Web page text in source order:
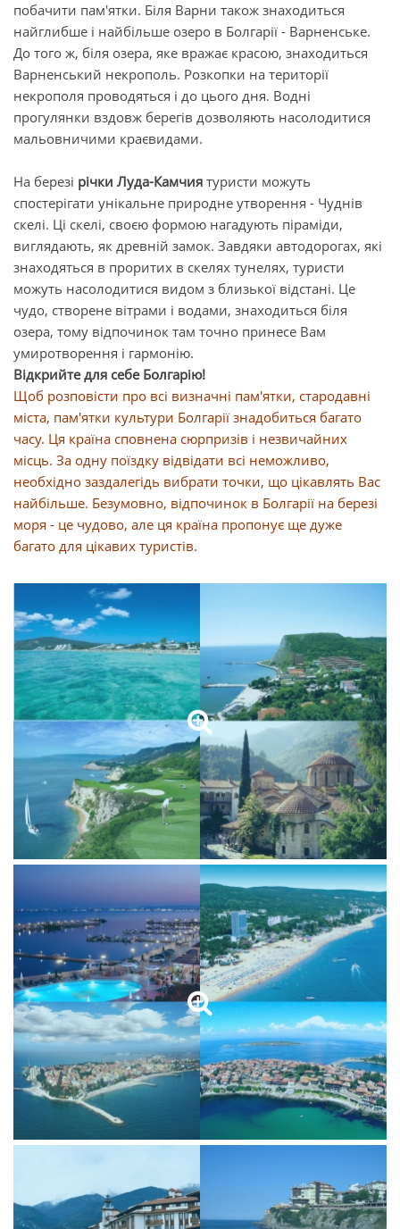
побачити пам'ятки. Біля Варни також знаходиться
найглибше і найбільше озеро в Болгарії - Варненське.
До того ж, біля озера, яке вражає красою, знаходиться
Варненський некрополь. Розкопки на території
некрополя проводяться і до цього дня. Водні
прогулянки вздовж берегів дозволяють насолодитися
мальовничими краєвидами.
На березі річки Луда-Камчия туристи можуть
спостерігати унікальне природне утворення - Чуднів
скелі. Ці скелі, своєю формою нагадують піраміди,
виглядають, як древній замок. Завдяки автодорогах, які
знаходяться в проритих в скелях тунелях, туристи
можуть насолодитися видом з близької відстані. Це
чудо, створене вітрами і водами, знаходиться біля
озера, тому відпочинок там точно принесе Вам
умиротворення і гармонію.
Відкрийте для себе Болгарію!
Щоб розповісти про всі визначні пам'ятки, стародавні
міста, пам'ятки культури Болгарії знадобиться багато
часу. Ця країна сповнена сюрпризів і незвичайних
місць. За одну поїздку відвідати всі неможливо,
необхідно заздалегідь вибрати точки, що цікавлять Вас
найбільше. Безумовно, відпочинок в Болгарії на березі
моря - це чудово, але ця країна пропонує ще дуже
багато для цікавих туристів.